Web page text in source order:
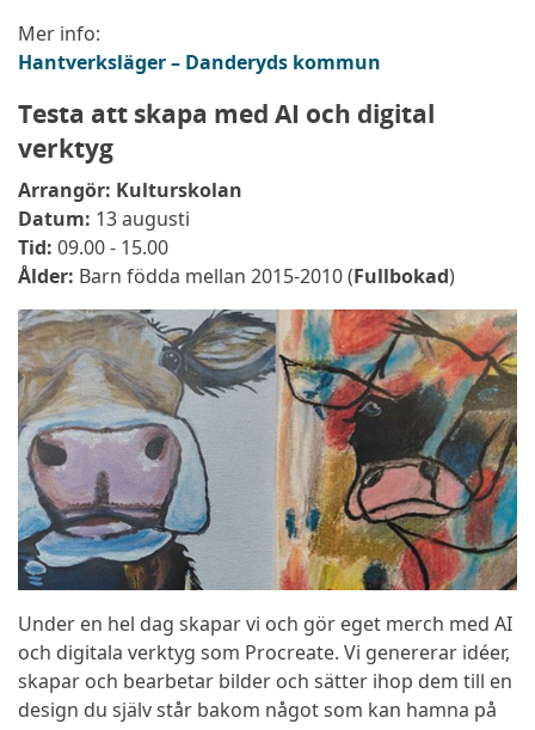
Mer info:
Hantverksläger – Danderyds kommun
Testa att skapa med AI och digital
verktyg
Arrangör: Kulturskolan
Datum: 13 augusti
Tid: 09.00 - 15.00
Ålder: Barn födda mellan 2015-2010 (Fullbokad)
Under en hel dag skapar vi och gör eget merch med AI
och digitala verktyg som Procreate. Vi genererar idéer,
skapar och bearbetar bilder och sätter ihop dem till en
design du själv står bakom något som kan hamna på